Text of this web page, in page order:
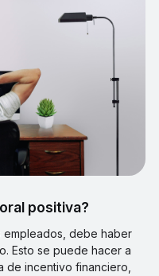
positiva?
empleados, debe haber
Esto se puede hacer a
de incentivo financiero,